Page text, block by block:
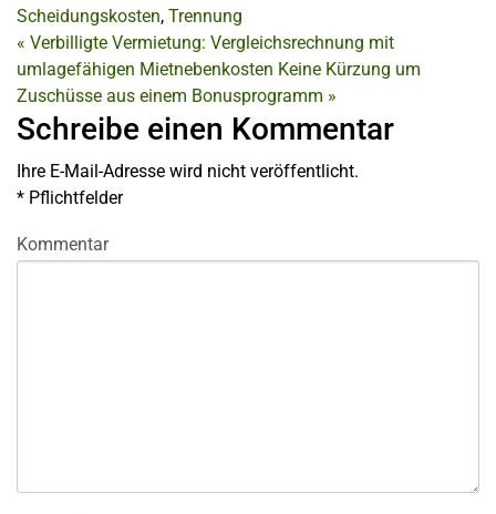
Scheidungskosten, Trennung
« Verbilligte Vermietung: Vergleichsrechnung mit
umlagefähigen Mietnebenkosten Keine Kürzung um
Zuschüsse aus einem Bonusprogramm »
Schreibe einen Kommentar
Ihre E-Mail-Adresse wird nicht veröffentlicht.
* Pflichtfelder
Kommentar